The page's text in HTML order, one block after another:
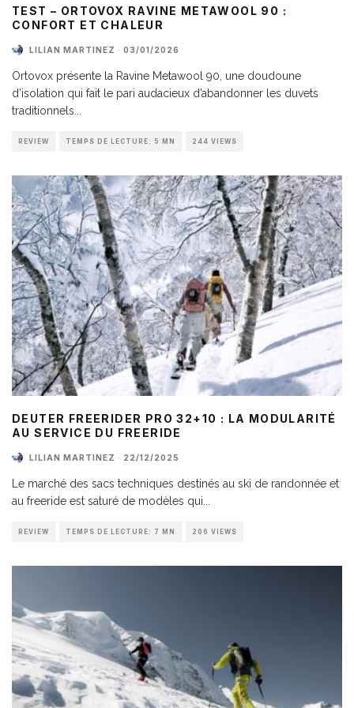
TEST – ORTOVOX RAVINE METAWOOL 90 :
CONFORT ET CHALEUR
LILIAN MARTINEZ · 03/01/2026
Ortovox présente la Ravine Metawool 90, une doudoune
d’isolation qui fait le pari audacieux d’abandonner les duvets
traditionnels...
REVIEW TEMPS DE LECTURE: 5 MN 244 VIEWS
DEUTER FREERIDER PRO 32+10 : LA MODULARITÉ
AU SERVICE DU FREERIDE
LILIAN MARTINEZ · 22/12/2025
Le marché des sacs techniques destinés au ski de randonnée et
au freeride est saturé de modèles qui
REVIEW TEMPS DE LECTURE: 7 MN 206 VIEWS